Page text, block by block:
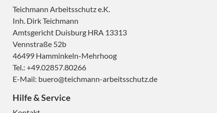
Teichmann Arbeitsschutz e.K.
Inh. Dirk Teichmann
Amtsgericht Duisburg HRA 13313
Vennstraße 52b
46499 Hamminkeln-Mehrhoog
Tel.: +49.02857.80266
E-Mail: buero@teichmann-arbeitsschutz.de
Hilfe & Service